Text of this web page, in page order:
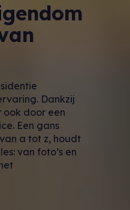
Dankzij
door een
Een gans
a tot z, houdt
van foto’s en